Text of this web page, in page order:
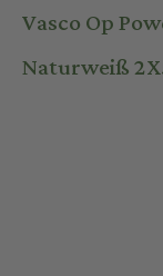
Vasco Op
Naturweiß